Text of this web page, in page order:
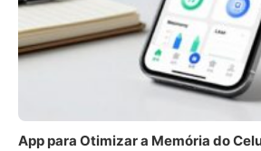
App para Otimizar a Memória do